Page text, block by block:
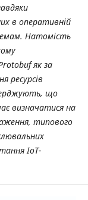
в оперативній
Натомість
як за
ресурсів
що
визначатися на
типового
IoT-